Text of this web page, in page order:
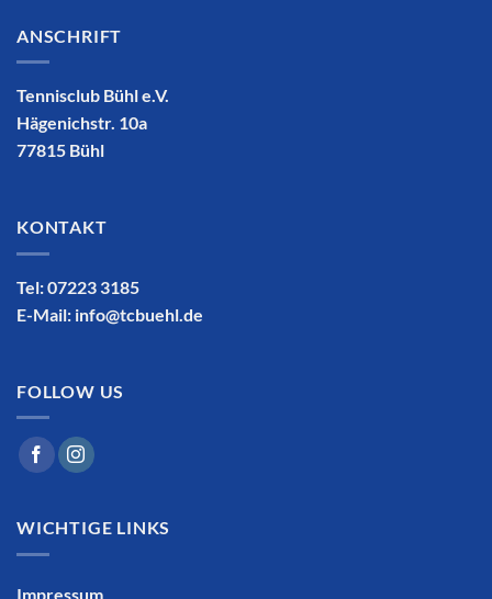
ANSCHRIFT
Tennisclub Bühl e.V.
Hägenichstr. 10a
77815 Bühl
KONTAKT
Tel: 07223 3185
E-Mail: info@tcbuehl.de
FOLLOW US
WICHTIGE LINKS
Impressum